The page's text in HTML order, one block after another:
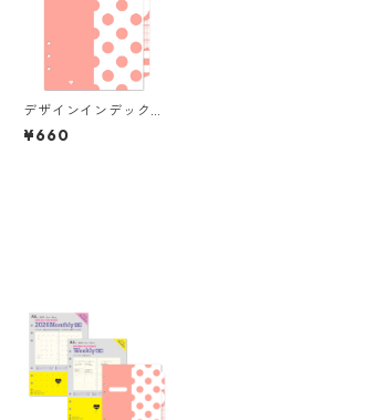
デザインインデックス
A5 4山 6穴 システム
手帳
¥660